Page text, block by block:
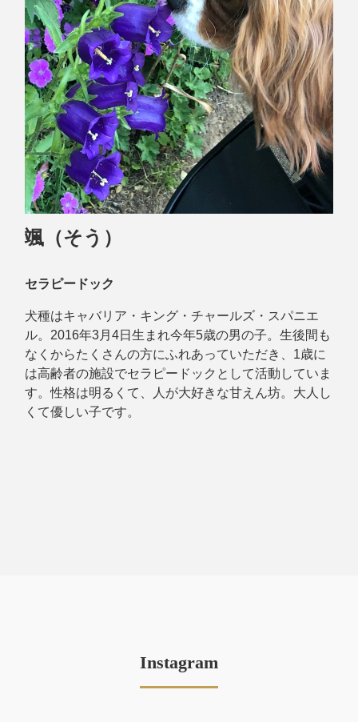
颯（そう）
セラピードック
犬種はキャバリア・キング・チャールズ・スパニエ
ル。2016年3月4日生まれ今年5歳の男の子。生後間も
なくからたくさんの方にふれあっていただき、1歳に
は高齢者の施設でセラピードックとして活動していま
す。性格は明るくて、人が大好きな甘えん坊。大人し
くて優しい子です。
Instagram